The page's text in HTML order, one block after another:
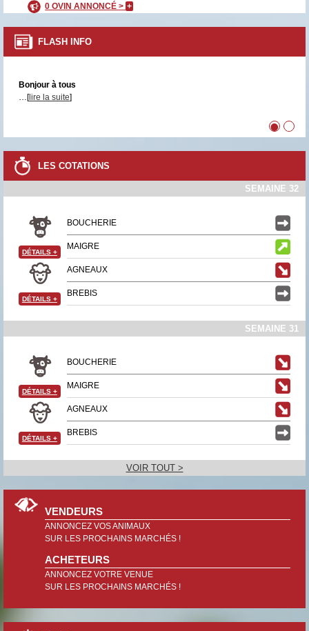
0 OVIN ANNONCÉ >+
FLASH INFO
Bonjour à tous
…[lire la suite]
••
LES COTATIONS
SEMAINE 32
BOUCHERIE
MAIGRE
DÉTAILS +
AGNEAUX
BREBIS
DÉTAILS +
SEMAINE 31
BOUCHERIE
MAIGRE
DÉTAILS +
AGNEAUX
BREBIS
DÉTAILS +
VOIR TOUT >
VENDEURS
ANNONCEZ VOS ANIMAUX
SUR LES PROCHAINS MARCHÉS !
ACHETEURS
ANNONCEZ VOTRE VENUE
SUR LES PROCHAINS MARCHÉS !